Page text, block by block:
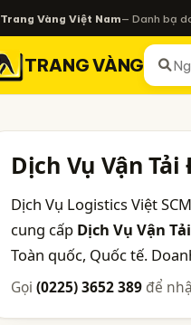
Trang Vàng Việt Nam— Danh bạ
TRANG VÀNG
Dịch Vụ Vận
Dịch Vụ Logistics Việt
cung cấp Dịch Vụ Vận
Toàn quốc, Quốc tế.
Gọi (0225) 3652 389 để